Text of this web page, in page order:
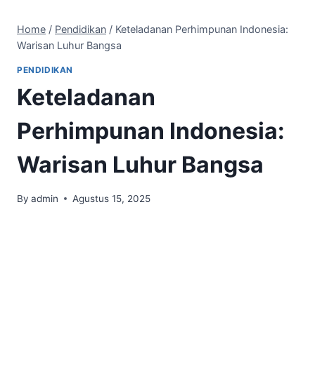
Home / Pendidikan / Keteladanan Perhimpunan Indonesia:
Warisan Luhur Bangsa
PENDIDIKAN
Keteladanan
Perhimpunan Indonesia:
Warisan Luhur Bangsa
By admin Agustus 15, 2025